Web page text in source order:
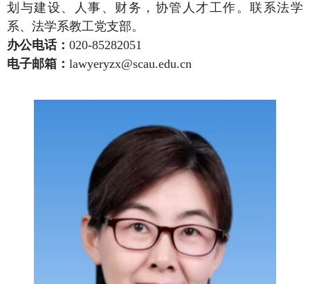
划与建设、人事、财务，协管人才工作。联系法学
系、法学系教工党支部。
办公电话： 020-85282051
电子邮箱 ： lawyeryzx@scau.edu.cn